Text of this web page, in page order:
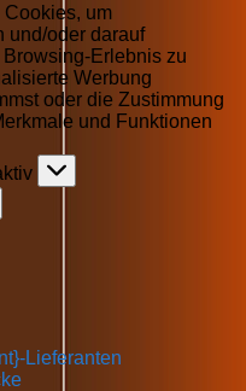
um
und/oder darauf
Erlebnis zu
Werbung
oder die Zustimmung
und Funktionen
Lieferanten